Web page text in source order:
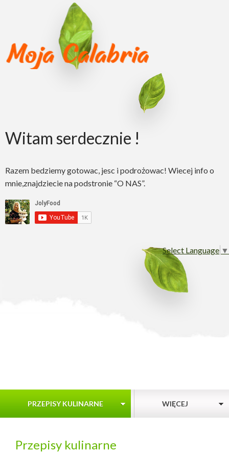
Witam serdecznie !
Razem bedziemy gotowac, jesc i podrożowac! Wiecej info o
mnie,znajdziecie na podstronie “O NAS”.
Select Language ▼
PRZEPISY KULINARNE WIĘCEJ
Przepisy kulinarne